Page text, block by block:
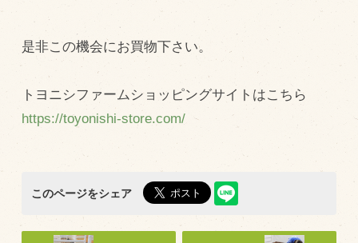
是非この機会にお買物下さい。
トヨニシファームショッピングサイトはこちら
https://toyonishi-store.com/
このページをシェア